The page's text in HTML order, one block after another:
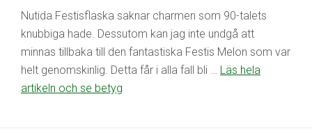
Nutida Festisflaska saknar charmen som 90-talets
knubbiga hade. Dessutom kan jag inte undgå att
minnas tillbaka till den fantastiska Festis Melon som var
helt genomskinlig. Detta får i alla fall bli … Läs hela
artikeln och se betyg